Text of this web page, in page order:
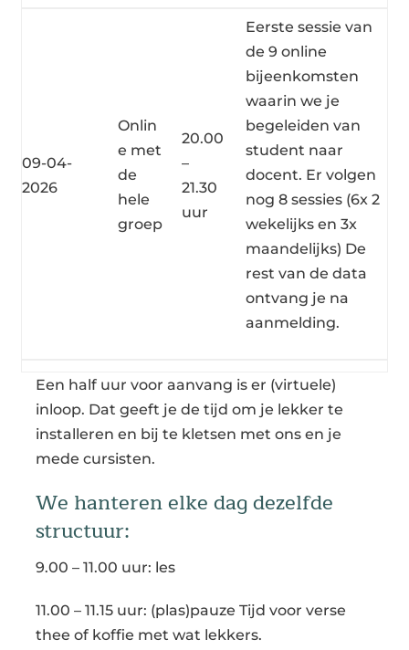
09-04-
2026
Onlin
e met
de
hele
groep
20.00
–
21.30
uur
Eerste sessie van
de 9 online
bijeenkomsten
waarin we je
begeleiden van
student naar
docent. Er volgen
nog 8 sessies (6x 2
wekelijks en 3x
maandelijks) De
rest van de data
ontvang je na
aanmelding.
Een half uur voor aanvang is er (virtuele)
inloop. Dat geeft je de tijd om je lekker te
installeren en bij te kletsen met ons en je
mede cursisten.
We hanteren elke dag dezelfde
structuur:
9.00 – 11.00 uur: les
11.00 – 11.15 uur: (plas)pauze Tijd voor verse
thee of koffie met wat lekkers.